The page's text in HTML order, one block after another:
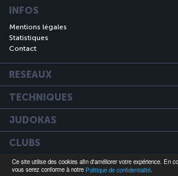
INFOS
Mentions légales
Statistiques
Contact
RESEAUX
TECHNIQUES
JUDOKAS
CLUBS
A VISITER
Ce site utilise des cookies afin d'améliorer votre expérience. En
vous serez conforme à notre Politique de confidentialité.